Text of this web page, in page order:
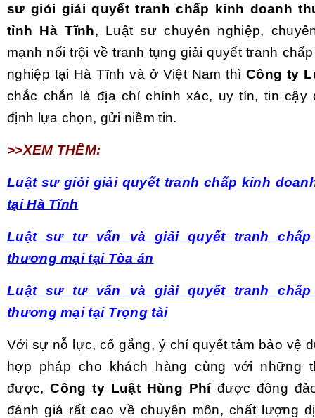
sư giỏi giải quyết tranh chấp kinh doanh
tỉnh Hà Tĩnh, Luật sư chuyên nghiệp,
mạnh nổi trội về tranh tụng giải quyết tranh
nghiệp tại Hà Tĩnh và ở Việt Nam thì Công ty
chắc chắn là địa chỉ chính xác, uy tín, tin cậy
định lựa chọn, gửi niềm tin.
>>XEM THÊM:
Luật sư giỏi giải quyết tranh chấp kinh
tại Hà Tĩnh
Luật sư tư vấn và giải quyết tranh chấp
thương mại tại Tòa án
Luật sư tư vấn và giải quyết tranh chấp
thương mại tại Trọng tài
Với sự nỗ lực, cố gắng, ý chí quyết tâm bảo vệ
hợp pháp cho khách hàng cùng với những
được,Công ty Luật Hùng Phíđược đông
đánh giá rất cao về chuyên môn, chất lượng